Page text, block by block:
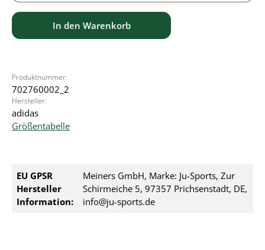
In den Warenkorb
Produktnummer:
702760002_2
Hersteller:
adidas
Größentabelle
EU GPSR
Hersteller
Information:
Meiners GmbH, Marke: Ju-Sports, Zur
Schirmeiche 5, 97357 Prichsenstadt, DE,
info@ju-sports.de